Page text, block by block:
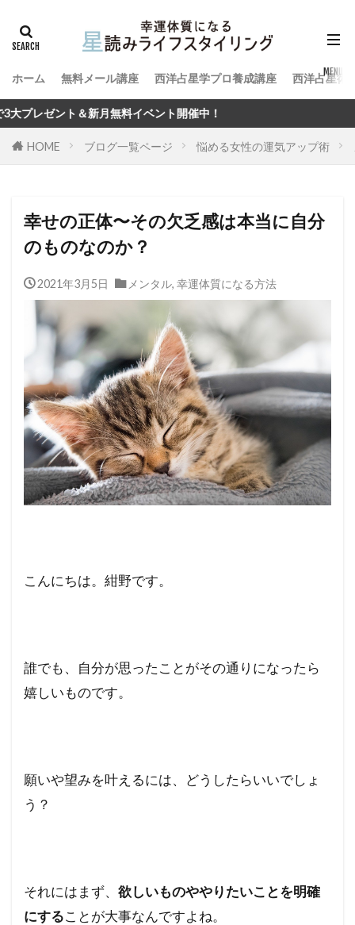
ホーム 無料メール講座 西洋占星学プロ養成講座 西洋占星術
ベント開催中！
HOME ブログ一覧ページ 悩める女性の運気アップ術
幸せの正体〜その欠乏感は本当に自分
のものなのか？
2021年3月5日 メンタル, 幸運体質になる方法
こんにちは。紺野です。
誰でも、自分が思ったことがその通りになったら
嬉しいものです。
願いや望みを叶えるには、どうしたらいいでしょ
う？
それにはまず、 欲しいものややりたいことを明確
にすることが大事なんですよね。